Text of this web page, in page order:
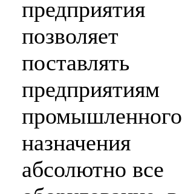
предприятия
позволяет
поставлять
предприятиям
промышленного
назначения
абсолютно все